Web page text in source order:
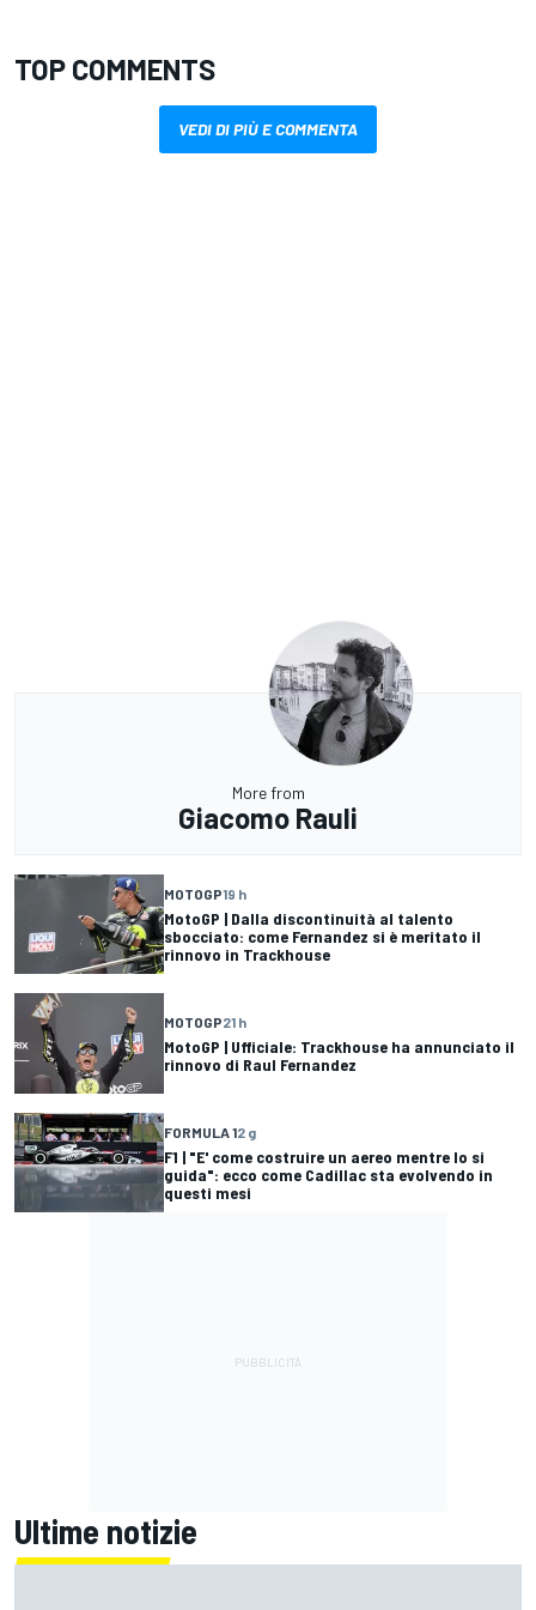
TOP COMMENTS
VEDI DI PIÙ E COMMENTA
More from
Giacomo Rauli
MOTOGP19 h
MotoGP | Dalla discontinuità al talento
sbocciato: come Fernandez si è meritato il
rinnovo in Trackhouse
MOTOGP21 h
MotoGP | Ufficiale: Trackhouse ha annunciato il
rinnovo di Raul Fernandez
FORMULA 12 g
F1 | "E' come costruire un aereo mentre lo si
guida": ecco come Cadillac sta evolvendo in
questi mesi
Ultime notizie